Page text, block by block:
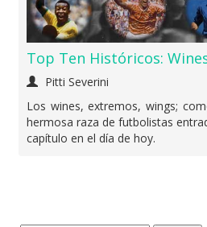
Top Ten Históricos:
Pitti Severini
Los wines, extremos, wings;
hermosa raza de futbolistas
capítulo en el día de hoy.